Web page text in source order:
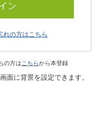
れの方はこちら
の方はこちらから本登録
面に背景を設定できます。